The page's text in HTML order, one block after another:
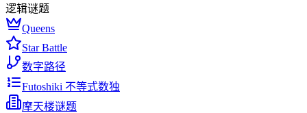
逻辑谜题
Queens
Star Battle
数字路径
Futoshiki 不等式数独
摩天楼谜题